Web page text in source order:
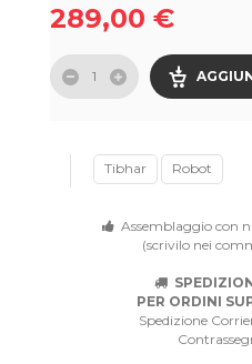
289,00 €
Tibhar Robot
Assemblaggio con
(scrivilo nei
PER ORDINI
Spedizione